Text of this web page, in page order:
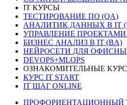
IT КУРСЫ
ТЕСТИРОВАНИЕ ПО (QA)
АНАЛИТИК ДАННЫХ В IT
УПРАВЛЕНИЕ ПРОЕКТАМИ
БИЗНЕС АНАЛИЗ В IT (BA)
НЕЙРОСЕТИ ДЛЯ
DEVOPS+MLOPS
ОЗНАКОМИТЕЛЬНЫЕ
КУРС IT START
IT ШАГ ONLINE
ПРОФОРИЕНТАЦИОННЫЙ